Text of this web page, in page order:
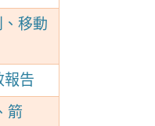
移動
報告
箭